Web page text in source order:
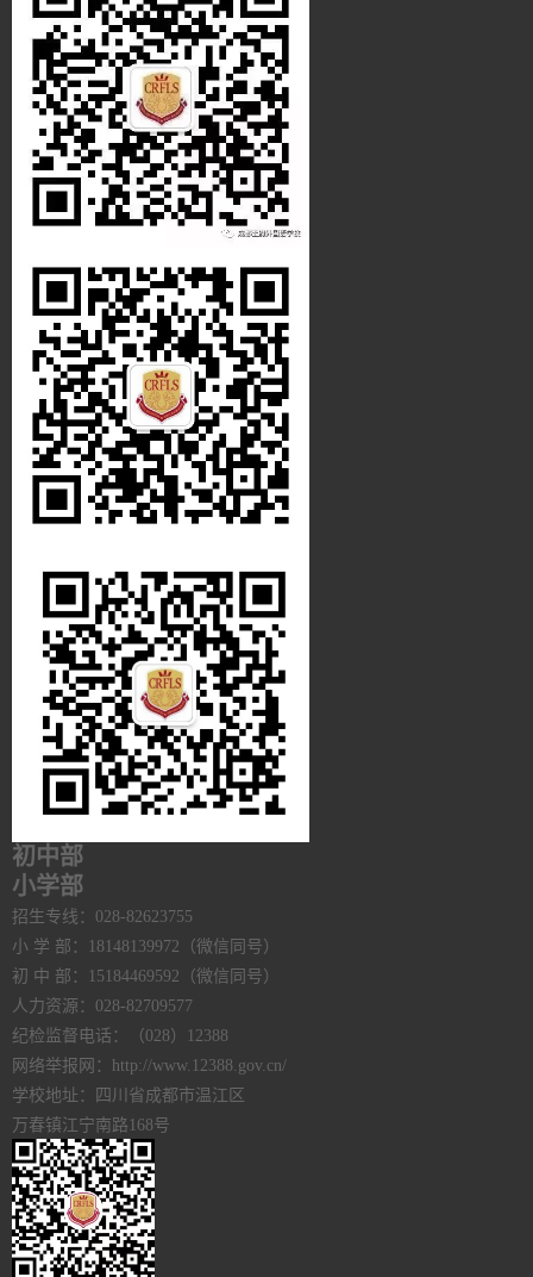
初中部
小学部
招生专线：028-82623755
小 学 部：18148139972（微信同号）
初 中 部：15184469592（微信同号）
人力资源：028-82709577
纪检监督电话：（028）12388
网络举报网：http://www.12388.gov.cn/
学校地址：四川省成都市温江区
万春镇江宁南路168号